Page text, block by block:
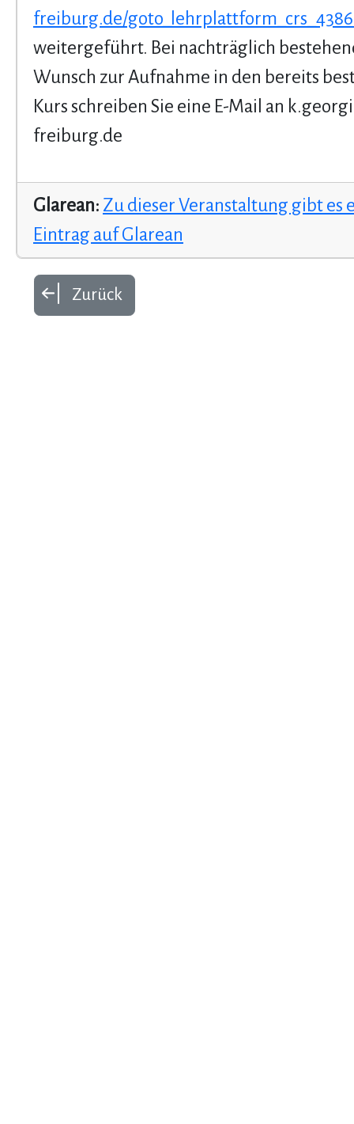
freiburg.de/
weitergeführt. Bei nachträglich
Wunsch zur Aufnahme in den bereits
Kurs schreiben Sie eine E-Mail an
freiburg.de
Glarean: Zu dieser Veranstaltung gibt es
Eintrag auf Glarean